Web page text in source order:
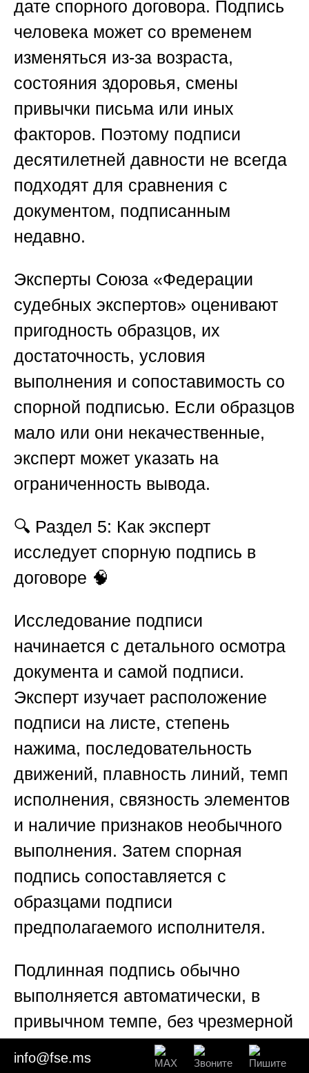
дате спорного договора. Подпись
человека может со временем
изменяться из-за возраста,
состояния здоровья, смены
привычки письма или иных
факторов. Поэтому подписи
десятилетней давности не всегда
подходят для сравнения с
документом, подписанным
недавно.
Эксперты Союза «Федерации
судебных экспертов» оценивают
пригодность образцов, их
достаточность, условия
выполнения и сопоставимость со
спорной подписью. Если образцов
мало или они некачественные,
эксперт может указать на
ограниченность вывода.
🔍 Раздел 5: Как эксперт
исследует спорную подпись в
договоре 🧠
Исследование подписи
начинается с детального осмотра
документа и самой подписи.
Эксперт изучает расположение
подписи на листе, степень
нажима, последовательность
движений, плавность линий, темп
исполнения, связность элементов
и наличие признаков необычного
выполнения. Затем спорная
подпись сопоставляется с
образцами подписи
предполагаемого исполнителя.
Подлинная подпись обычно
выполняется автоматически, в
привычном темпе, без чрезмерной
остановочности и с устойчивыми
info@fse.ms